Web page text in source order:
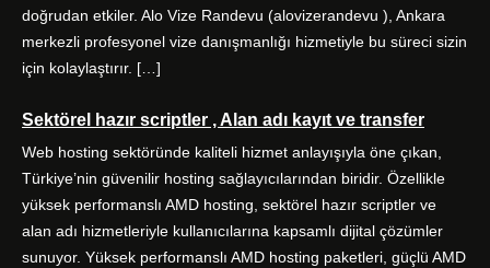
doğrudan etkiler. Alo Vize Randevu (alovizerandevu ), Ankara
merkezli profesyonel vize danışmanlığı hizmetiyle bu süreci sizin
için kolaylaştırır. […]
Sektörel hazır scriptler , Alan adı kayıt ve transfer
Web hosting sektöründe kaliteli hizmet anlayışıyla öne çıkan,
Türkiye’nin güvenilir hosting sağlayıcılarından biridir. Özellikle
yüksek performanslı AMD hosting, sektörel hazır scriptler ve
alan adı hizmetleriyle kullanıcılarına kapsamlı dijital çözümler
sunuyor. Yüksek performanslı AMD hosting paketleri, güçlü AMD